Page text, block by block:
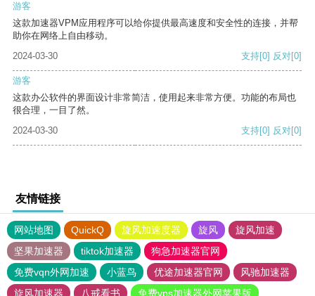
游客
这款加速器VPM应用程序可以给你提供最高速度和安全性的连接，并帮
助你在网络上自由移动。
2024-03-30
支持[0] 反对[0]
游客
这款办公软件的界面设计非常简洁，使用起来非常方便。功能的布局也
很合理，一目了然。
2024-03-30
支持[0] 反对[0]
友情链接
网站地图 QuickQ 旋风加速度器 旋风
旋风加速
坚果加速器
tiktok加速器
狗急加速器官网
免费vqn外网加速
小蓝鸟 优途加速器官网
风驰加速器
旋风加速器
八戒看书 免费vps加速器外网苹果版